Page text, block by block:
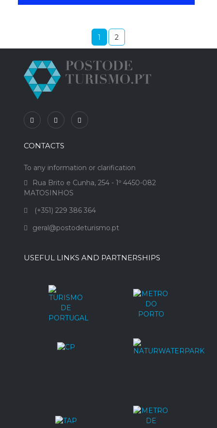
1 2
CONTACTS
To any information or clarification
Rua Brito e Cunha, 254 - 1º 4450-082
MATOSINHOS
(+351) 229 386 364
geral@postodeturismo.pt
USEFUL LINKS AND PARTNERSHIPS